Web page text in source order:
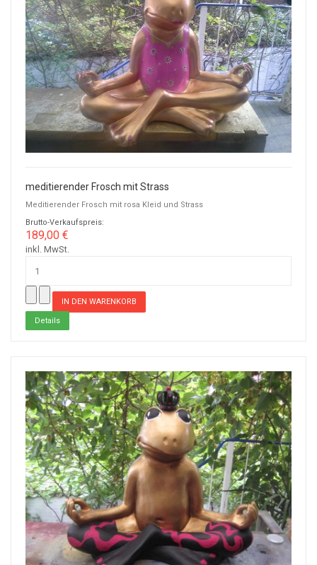
meditierender Frosch mit Strass
Meditierender Frosch mit rosa Kleid und Strass
Brutto-Verkaufspreis:
189,00 €
inkl. MwSt.
Details